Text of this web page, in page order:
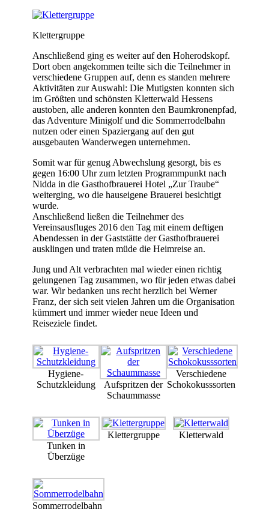
Klettergruppe
Anschließend ging es weiter auf den Hoherodskopf.
Dort oben angekommen teilte sich die Teilnehmer in
verschiedene Gruppen auf, denn es standen mehrere
Aktivitäten zur Auswahl: Die Mutigsten konnten sich
im Größten und schönsten Kletterwald Hessens
austoben, alle anderen konnten den Baumkronenpfad,
das Adventure Minigolf und die Sommerrodelbahn
nutzen oder einen Spaziergang auf den gut
ausgebauten Wanderwegen unternehmen.
Somit war für genug Abwechslung gesorgt, bis es
gegen 16:00 Uhr zum letzten Programmpunkt nach
Nidda in die Gasthofbrauerei Hotel „Zur Traube“
weiterging, wo die hauseigene Brauerei besichtigt
wurde.
Anschließend ließen die Teilnehmer des
Vereinsausfluges 2016 den Tag mit einem deftigen
Abendessen in der Gaststätte der Gasthofbrauerei
ausklingen und traten müde die Heimreise an.
Jung und Alt verbrachten mal wieder einen richtig
gelungenen Tag zusammen, wo für jeden etwas dabei
war. Wir bedanken uns recht herzlich bei Werner
Franz, der sich seit vielen Jahren um die Organisation
kümmert und immer wieder neue Ideen und
Reiseziele findet.
Hygiene-
Schutzkleidung
Aufspritzen der
Schaummasse
Verschiedene
Schokokusssorten
Tunken in
Überzüge
Klettergruppe Kletterwald
Sommerrodelbahn